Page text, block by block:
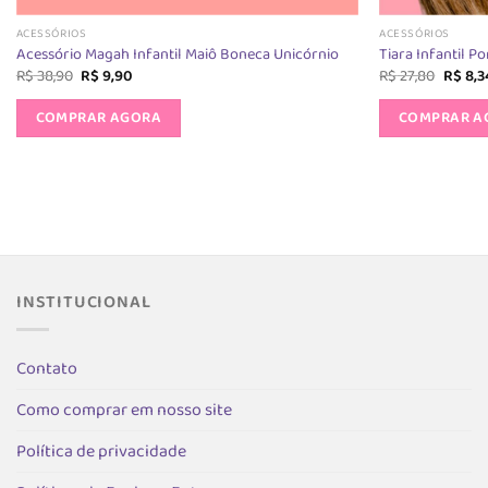
ACESSÓRIOS
Acessório Magah Infantil Maiô Boneca Unicórnio
R$38,90 O
preço
original
era:
R$ 38,90.
R$9,90
atual
é:
R$ 9,90.
COMPRAR AGORA
ACESSÓRIOS
Tiara Infantil
R$27,80 O
preço
era:
R$
R$
COMPRAR
INSTITUCIONAL
Contato
Como comprar em nosso site
Política de privacidade